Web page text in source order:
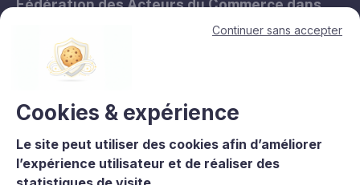
Fédération des Acteurs du Commerce dans
11, avenue de l'Opéra - 75001 Paris
contact@lesacteursducommerce.com
+33 1 53 43 82 60
Le CNCC est un organisme de formation enregistré sous le numéro
11756688975 auprès du préfet de région d’Île-de-France. La
certification qualité est délivrée au titre de la catégorie : L.6313-
Continuer sans accepter
Cookies & expérience
Le site peut utiliser des cookies afin d’améliorer
l’expérience utilisateur et de réaliser des